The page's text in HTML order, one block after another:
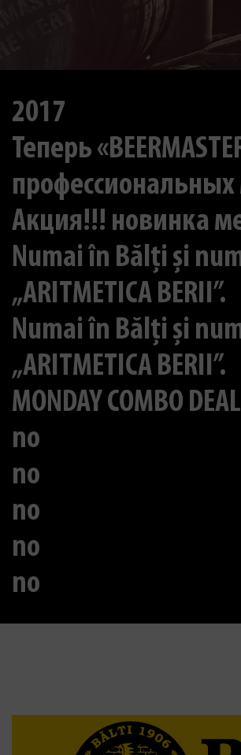
2017
Теперь
Акция!!! новинка
Numai în Bălți și
„ARITMETICA BERII”.
Numai în Bălți și
„ARITMETICA BERII”.
MONDAY COMBO
no
no
no
no
no